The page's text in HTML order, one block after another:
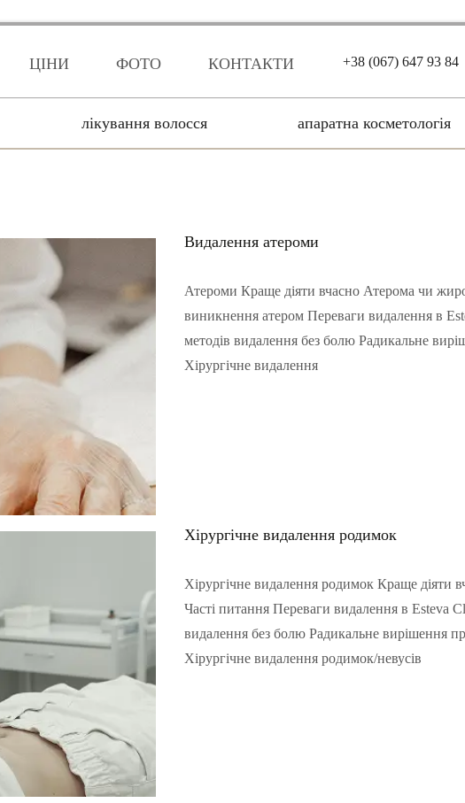
ЦІНИ ФОТО КОНТАКТИ +38 (067) 647 93 84
лікування волосся апаратна коcметологія
Видалення атероми
Атероми Краще діяти вчасно Атерома чи
виникнення атером Переваги видалення в
методів видалення без болю Радикальне
Хірургічне видалення
Хірургічне видалення родимок
Хірургічне видалення родимок Краще діяти
Часті питання Переваги видалення в Esteva
видалення без болю Радикальне вирішення
Хірургічне видалення родимок/невусів